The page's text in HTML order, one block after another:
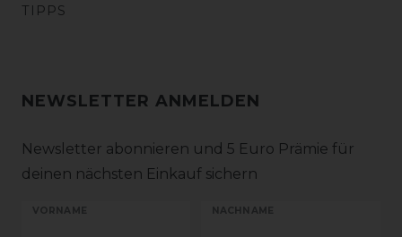
TIPPS
NEWSLETTER ANMELDEN
Newsletter abonnieren und 5 Euro Prämie für
deinen nächsten Einkauf sichern
VORNAME NACHNAME